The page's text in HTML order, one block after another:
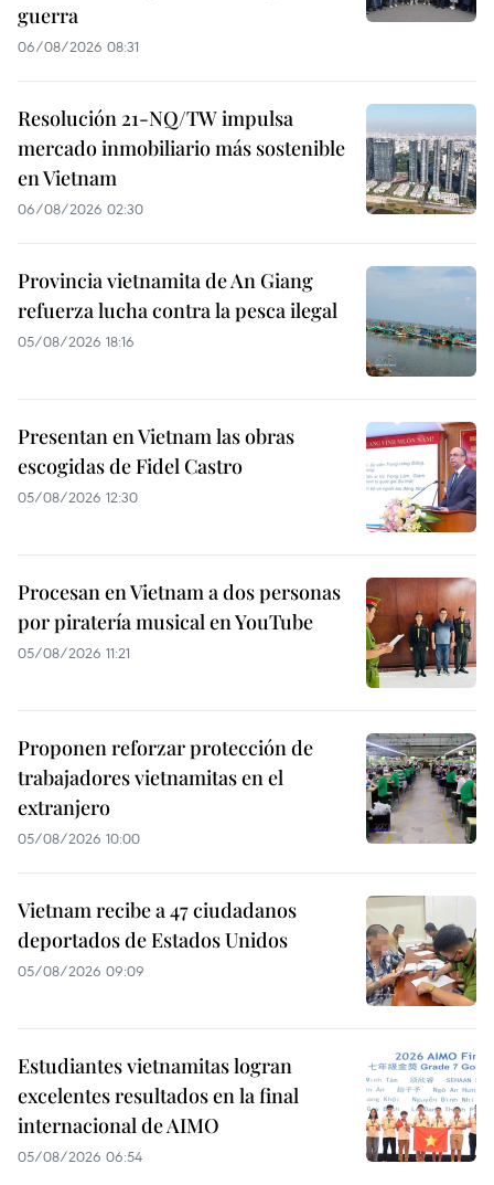
guerra
06/08/2026 08:31
Resolución 21-NQ/TW impulsa
mercado inmobiliario más sostenible
en Vietnam
06/08/2026 02:30
Provincia vietnamita de An Giang
refuerza lucha contra la pesca ilegal
05/08/2026 18:16
Presentan en Vietnam las obras
escogidas de Fidel Castro
05/08/2026 12:30
Procesan en Vietnam a dos personas
por piratería musical en YouTube
05/08/2026 11:21
Proponen reforzar protección de
trabajadores vietnamitas en el
extranjero
05/08/2026 10:00
Vietnam recibe a 47 ciudadanos
deportados de Estados Unidos
05/08/2026 09:09
Estudiantes vietnamitas logran
excelentes resultados en la final
internacional de AIMO
05/08/2026 06:54